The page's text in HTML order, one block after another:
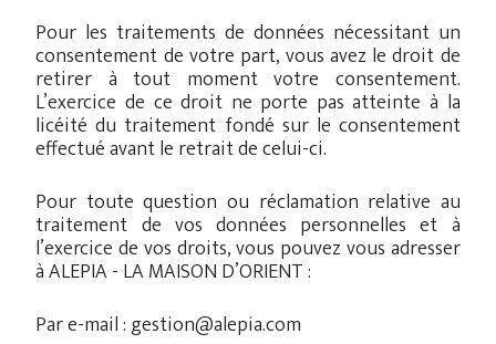
Pour les traitements de données nécessitant un
consentement de votre part, vous avez le droit de
retirer à tout moment votre consentement.
L’exercice de ce droit ne porte pas atteinte à la
licéité du traitement fondé sur le consentement
effectué avant le retrait de celui-ci.
Pour toute question ou réclamation relative au
traitement de vos données personnelles et à
l’exercice de vos droits, vous pouvez vous adresser
à ALEPIA - LA MAISON D’ORIENT :
Par e-mail :gestion@alepia.com